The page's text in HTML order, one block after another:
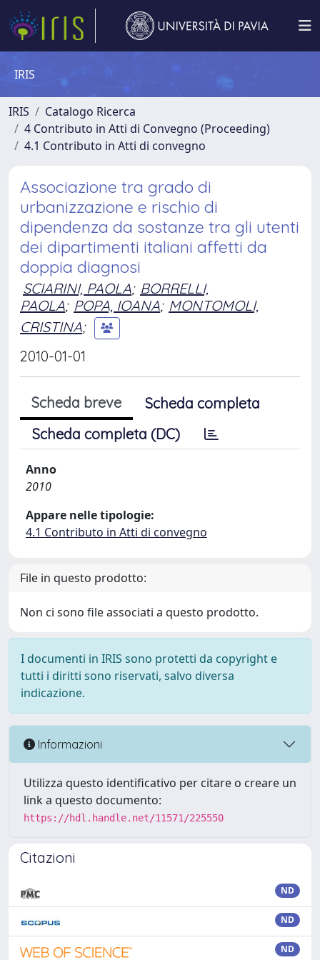
IRIS
IRIS
Catalogo Ricerca
4 Contributo in Atti di Convegno (Proceeding)
4.1 Contributo in Atti di convegno
Associazione tra grado di
urbanizzazione e rischio di
dipendenza da sostanze tra gli utenti
dei dipartimenti italiani affetti da
doppia diagnosi
SCIARINI, PAOLA; BORRELLI,
PAOLA; POPA, IOANA; MONTOMOLI,
CRISTINA;
2010-01-01
Scheda breve
Scheda completa
Scheda completa (DC)
Anno
2010
Appare nelle tipologie:
4.1 Contributo in Atti di convegno
File in questo prodotto:
Non ci sono file associati a questo prodotto.
I documenti in IRIS sono protetti da copyright e
tutti i diritti sono riservati, salvo diversa
indicazione.
Informazioni
Utilizza questo identificativo per citare o creare un
link a questo documento:
https://hdl.handle.net/11571/225550
Citazioni
ND
ND
ND